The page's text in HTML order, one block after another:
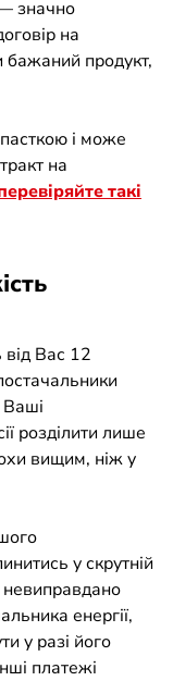
значно
на
бажаний продукт,
і може
на
такі
Вас 12
розділити лише
вищим, ніж у
у скрутній
невиправдано
енергії,
у разі його
платежі